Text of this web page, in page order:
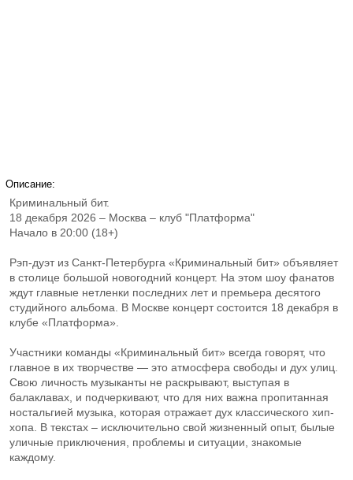
Описание:
Криминальный бит.
18 декабря 2026 – Москва – клуб "Платформа"
Начало в 20:00 (18+)
Рэп-дуэт из Санкт-Петербурга «Криминальный бит» объявляет
в столице большой новогодний концерт. На этом шоу фанатов
ждут главные нетленки последних лет и премьера десятого
студийного альбома. В Москве концерт состоится 18 декабря в
клубе «Платформа».
Участники команды «Криминальный бит» всегда говорят, что
главное в их творчестве — это атмосфера свободы и дух улиц.
Свою личность музыканты не раскрывают, выступая в
балаклавах, и подчеркивают, что для них важна пропитанная
ностальгией музыка, которая отражает дух классического хип-
хопа. В текстах – исключительно свой жизненный опыт, былые
уличные приключения, проблемы и ситуации, знакомые
каждому.